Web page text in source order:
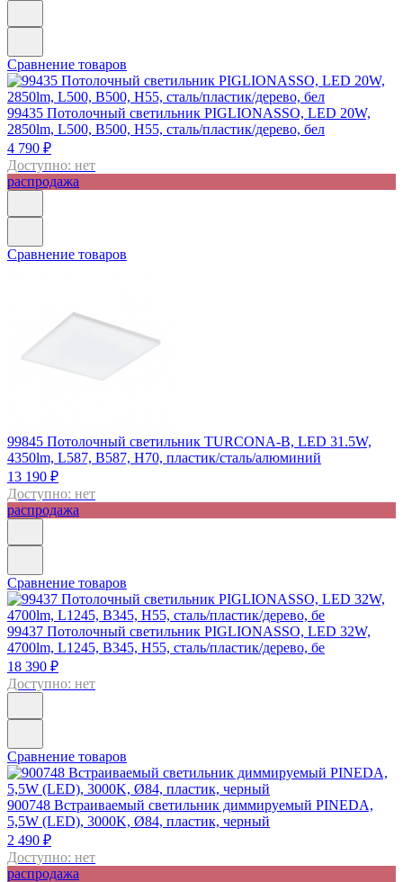
Сравнение товаров
99435 Потолочный светильник PIGLIONASSO, LED 20W,
2850lm, L500, B500, H55, сталь/пластик/дерево, бел
4 790 ₽
Доступно: нет
распродажа
Сравнение товаров
99845 Потолочный светильник TURCONA-B, LED 31.5W,
4350lm, L587, B587, H70, пластик/сталь/алюминий
13 190 ₽
Доступно: нет
распродажа
Сравнение товаров
99437 Потолочный светильник PIGLIONASSO, LED 32W,
4700lm, L1245, B345, H55, сталь/пластик/дерево, бе
18 390 ₽
Доступно: нет
Сравнение товаров
900748 Встраиваемый светильник диммируемый PINEDA,
5,5W (LED), 3000K, Ø84, пластик, черный
2 490 ₽
Доступно: нет
распродажа